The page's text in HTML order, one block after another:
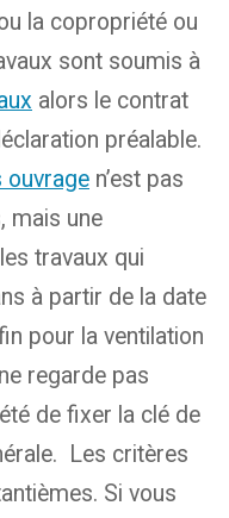
la copropriété ou
sont soumis à
alors le contrat
préalable.
ouvrage n’est pas
mais une
travaux qui
à partir de la date
pour la ventilation
regarde pas
de fixer la clé de
Les critères
Si vous